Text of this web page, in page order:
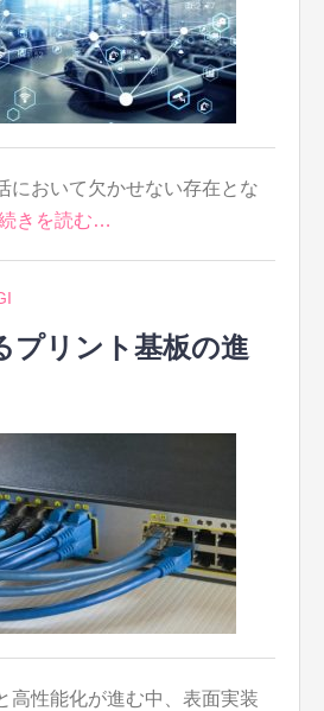
において欠かせない存在とな
きを読む…
プリント基板の進
高性能化が進む中、表面実装